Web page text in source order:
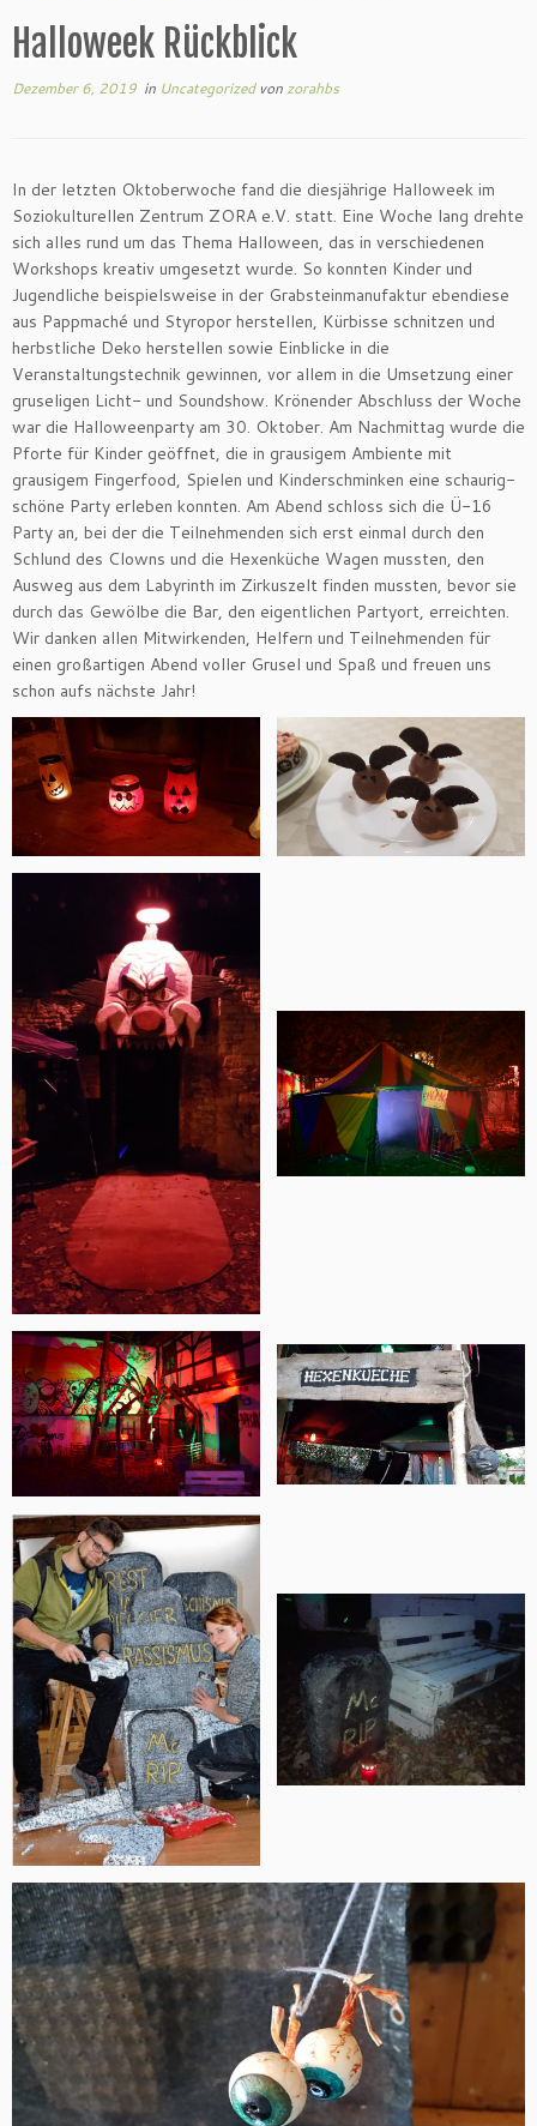
Halloweek Rückblick
Dezember 6, 2019 in Uncategorized von zorahbs
In der letzten Oktoberwoche fand die diesjährige Halloweek im
Soziokulturellen Zentrum ZORA e.V. statt. Eine Woche lang drehte
sich alles rund um das Thema Halloween, das in verschiedenen
Workshops kreativ umgesetzt wurde. So konnten Kinder und
Jugendliche beispielsweise in der Grabsteinmanufaktur ebendiese
aus Pappmaché und Styropor herstellen, Kürbisse schnitzen und
herbstliche Deko herstellen sowie Einblicke in die
Veranstaltungstechnik gewinnen, vor allem in die Umsetzung einer
gruseligen Licht- und Soundshow. Krönender Abschluss der Woche
war die Halloweenparty am 30. Oktober. Am Nachmittag wurde die
Pforte für Kinder geöffnet, die in grausigem Ambiente mit
grausigem Fingerfood, Spielen und Kinderschminken eine schaurig-
schöne Party erleben konnten. Am Abend schloss sich die Ü-16
Party an, bei der die Teilnehmenden sich erst einmal durch den
Schlund des Clowns und die Hexenküche Wagen mussten, den
Ausweg aus dem Labyrinth im Zirkuszelt finden mussten, bevor sie
durch das Gewölbe die Bar, den eigentlichen Partyort, erreichten.
Wir danken allen Mitwirkenden, Helfern und Teilnehmenden für
einen großartigen Abend voller Grusel und Spaß und freuen uns
schon aufs nächste Jahr!